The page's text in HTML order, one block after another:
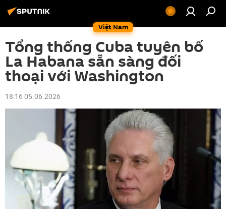
Việt Nam
Tổng thống Cuba tuyên bố
La Habana sẵn sàng đối
thoại với Washington
18:16 05.06.2026